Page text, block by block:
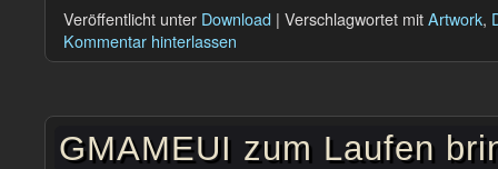
Veröffentlicht unter Download | Verschlagwortet mitArtwork,
Kommentar hinterlassen
GMAMEUI zum Laufen